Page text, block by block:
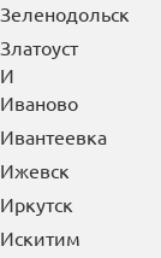
Зеленодольск
Златоуст
И
Иваново
Ивантеевка
Ижевск
Иркутск
Искитим